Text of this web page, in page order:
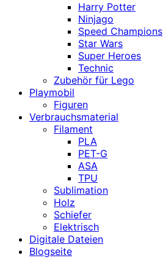
Harry Potter
Ninjago
Speed Champions
Star Wars
Super Heroes
Technic
Zubehör für Lego
Playmobil
Figuren
Verbrauchsmaterial
Filament
PLA
PET-G
ASA
TPU
Sublimation
Holz
Schiefer
Elektrisch
Digitale Dateien
Blogseite